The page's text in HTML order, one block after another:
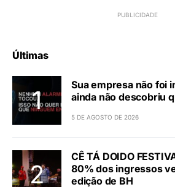
Últimas
Sua empresa não foi
ainda não descobriu
5 DE AGOSTO DE 2026
CÊ TÁ DOIDO
80% dos ingressos
edição de BH